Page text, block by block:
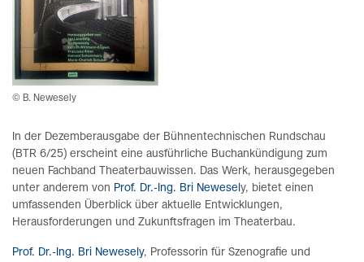
© B. Newesely
In der Dezemberausgabe der Bühnentechnischen Rundschau
(BTR 6/25) erscheint eine ausführliche Buchankündigung zum
neuen Fachband Theaterbauwissen. Das Werk, herausgegeben
unter anderem von Prof. Dr.-Ing. Bri Newesel y, bietet einen
umfassenden Überblick über aktuelle Entwicklungen,
Herausforderungen und Zukunftsfragen im Theaterbau.
Prof. Dr.-Ing. Bri Newesely, Professorin für Szenografie und